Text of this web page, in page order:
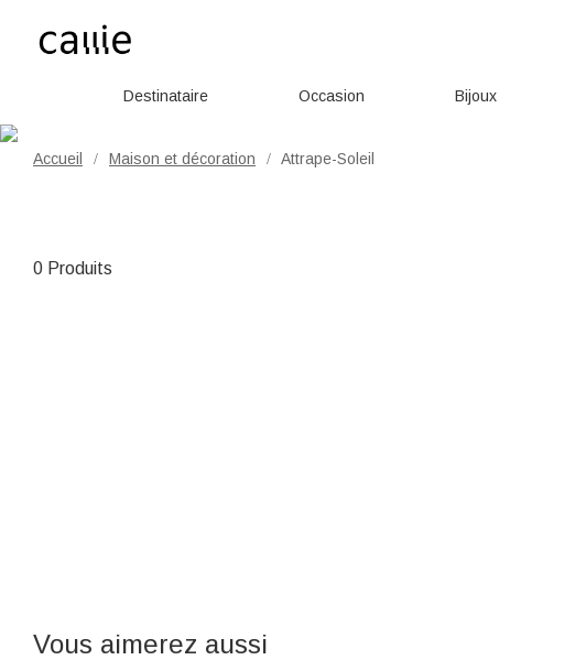
Destinataire Occasion Bijoux
Accueil / Maison et décoration / Attrape-Soleil
0 Produits
Vous aimerez aussi